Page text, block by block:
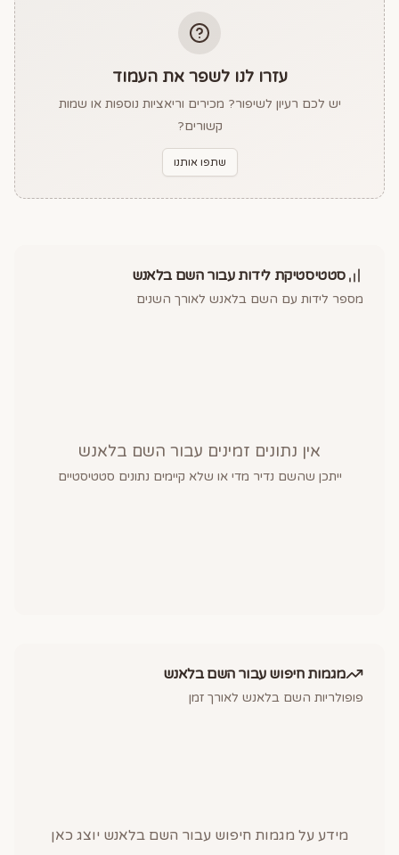
עזרו לנו לשפר את העמוד
יש לכם רעיון לשיפור? מכירים וריאציות נוספות או שמות
קשורים?
שתפו אותנו
סטטיסטיקת לידות עבור השםבלאנש
מספר לידות עם השם בלאנש לאורך השנים
אין נתונים זמינים עבור השם בלאנש
ייתכן שהשם נדיר מדי או שלא קיימים נתונים סטטיסטיים
מגמות חיפוש עבור השםבלאנש
פופולריות השם בלאנש לאורך זמן
מידע על מגמות חיפוש עבור השם בלאנש יוצג כאן